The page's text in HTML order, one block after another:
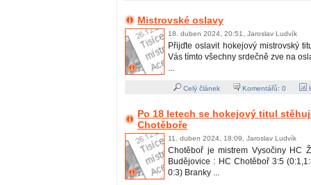
Mistrovské oslavy
18. duben 2024, 20:51, Jaroslav Ludvík
Přijďte oslavit hokejový mistrovský
Vás tímto všechny srdečně zve na
...
Celý článek Komentářů: 0
Po 18 letech se hokejový titul
Chotěboře
11. duben 2024, 18:09, Jaroslav Ludvík
Chotěboř je mistrem Vysočiny HC
Budějovice : HC Chotěboř 3:5
0:3) Branky ...